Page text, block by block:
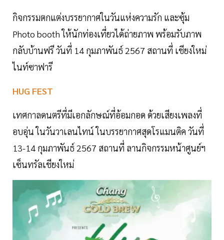
กิจกรรมตกแต่งบรรยากาศในวันแห่งความรัก และซุ้ม
Photo booth ให้นักท่องเที่ยวได้ถ่ายภาพ พร้อมรับภาพ
กลับบ้านฟรี วันที่ 14 กุมภาพันธ์ 2567 สถานที่ เชียงใหม่
ไนท์ซาฟารี
HUG FEST
เทศกาลดนตรีที่มีเอกลักษณ์ที่อ้อมกอด ด้วยเสียงเพลงที่
อบอุ่น ในวันวาเลนไทน์ ในบรรยากาศสุดโรแมนติค วันที่
13-14 กุมภาพันธ์ 2567 สถานที่ ลานกิจกรรมหน้าศูนย์ฯ
เซ็นทรัลเชียงใหม่